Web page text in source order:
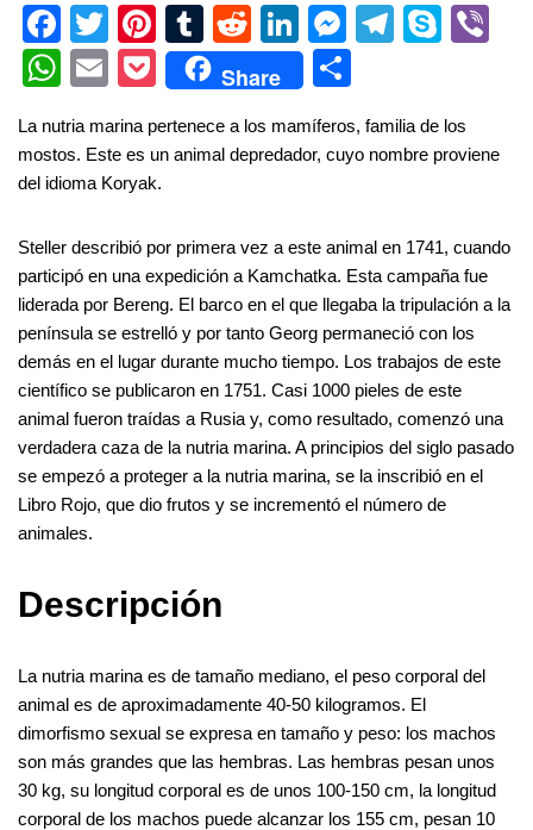
F
a
c
e
b
o
k
T
wi
tt
er
Pi
nt
er
e
st
T
u
m
bl
r
R
e
d
di
t
Li
n
k
e
dI
M
e
ss
e
n
er
T
gr
a
S
e
W
at
s
p
p
E
ail
P
ck
et
Share
ar
La nutria marina pertenece a los mamíferos, familia de los
mostos. Este es un animal depredador, cuyo nombre proviene
del idioma Koryak.
Steller describió por primera vez a este animal en 1741, cuando
participó en una expedición a Kamchatka. Esta campaña fue
liderada por Bereng. El barco en el que llegaba la tripulación a la
península se estrelló y por tanto Georg permaneció con los
demás en el lugar durante mucho tiempo. Los trabajos de este
científico se publicaron en 1751. Casi 1000 pieles de este
animal fueron traídas a Rusia y, como resultado, comenzó una
verdadera caza de la nutria marina. A principios del siglo pasado
se empezó a proteger a la nutria marina, se la inscribió en el
Libro Rojo, que dio frutos y se incrementó el número de
animales.
Descripción
La nutria marina es de tamaño mediano, el peso corporal del
animal es de aproximadamente 40-50 kilogramos. El
dimorfismo sexual se expresa en tamaño y peso: los machos
son más grandes que las hembras. Las hembras pesan unos
30 kg, su longitud corporal es de unos 100-150 cm, la longitud
corporal de los machos puede alcanzar los 155 cm, pesan 10